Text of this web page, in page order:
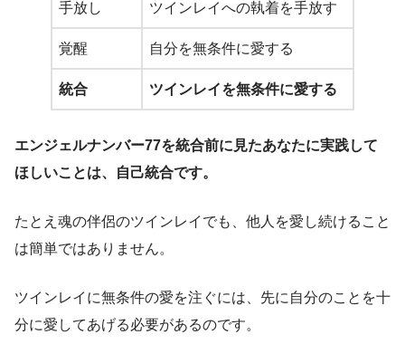
手放し ツインレイへの執着を手放す
覚醒 自分を無条件に愛する
統合 ツインレイを無条件に愛する
エンジェルナンバー77を統合前に見たあなたに実践して
ほしいことは、自己統合です。
たとえ魂の伴侶のツインレイでも、他人を愛し続けること
は簡単ではありません。
ツインレイに無条件の愛を注ぐには、先に自分のことを十
分に愛してあげる必要があるのです。